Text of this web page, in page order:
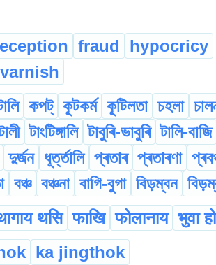
fraud
hypocricy
varnish
কপট্ কূটকৰ্ম কূটিলতা চহলা
টাংটিঙ্গালি টাবুৰি-ভাবুৰি টালি-বাজি
দুৰ্জন ধূৰ্ত্তালি প্ৰতাৰ প্ৰতাৰণা
বঞ্চ বঞ্চনা বাগি-বুগা বিড়ম্বন
थसि फाखि फोलानाय भुवा
ka jingthok